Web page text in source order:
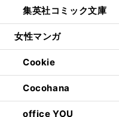
集英社コミック文庫
女性マンガ
Cookie
Cocohana
office YOU